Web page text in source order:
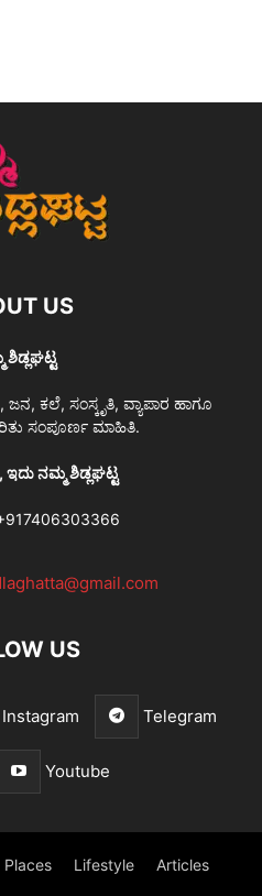
US
ಶಿಡ್ಲಘಟ್ಟ
ಜನ, ಕಲೆ, ಸಂಸ್ಕೃತಿ, ವ್ಯಾಪಾರ ಹಾಗೂ
ಸಂಪೂರ್ಣ ಮಾಹಿತಿ.
ನಮ್ಮ ಶಿಡ್ಲಘಟ್ಟ
US
Instagram Telegram
Youtube
Places Lifestyle Articles